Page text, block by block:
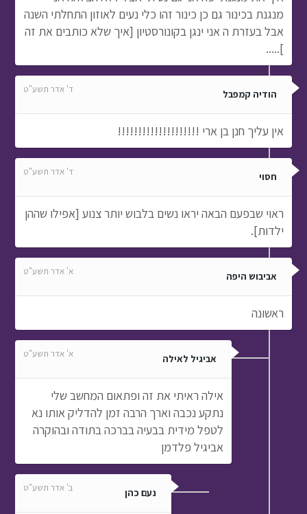
מנגנת בכינור גם כן כינור זהו כלי נעים לאוזון התחלתי השנה
אבל בעזרת ה אני ינגן בקונורסטיון [איך שלא כותבים את זה
].....
הודיה קמפבל ד' אדר תשע"ט
אין עליך חנן בן ארי !!!!!!!!!!!!!!!!!!!!
חסוי ד' אדר תשע"ט
ראוי שבפעם הבאה יראו נשים בלבוש יותר צנוע [אפילו שההן
ילדות].
אביבוש היפה א' אדר תשע"ט
ראשונה
אביגיל לאילה א' אדר תשע"ט
אילה ראיתי את זה ופתאום המחשב שלי
נתקע נכבה וארך הרבה זמן להדליק אותו נא
לטפל מידית בבעיה בברכה בתודה ובהוקרה
אביגיל פלדמן
נעם כהן ב' אדר תשע"ט